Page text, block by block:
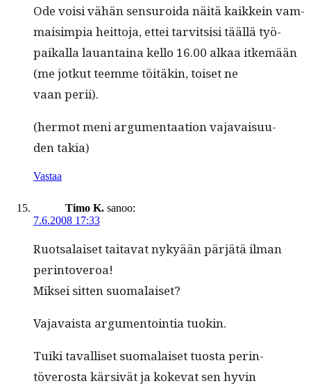
Ode voisi vähän sen­suroi­da näitä kaikkein vam­
maisimpia heit­to­ja, ettei tarvit­sisi tääl­lä työ­
paikalla lauan­taina kel­lo 16.00 alkaa itkemään
(me jotkut teemme töitäkin, toiset ne
vaan perii).
(her­mot meni argu­men­taa­tion vajavaisu­u­
den takia)
Vastaa
Timo K. sanoo:
7.6.2008 17:33
Ruot­salaiset taita­vat nykyään pär­jätä ilman
perintoveroa!
Mik­sei sit­ten suomalaiset?
Vajavaista argu­men­toin­tia tuokin.
Tui­ki taval­liset suo­ma­laiset tuos­ta per­in­
töveros­ta kär­sivät ja koke­vat sen hyvin